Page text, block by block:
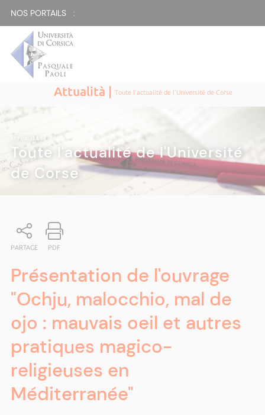
NOS PORTAILS :
Attualità |Toute l'actualité de l'Université de Corse
ATTUALITÀ|
Toute l'actualité de l'Université
de Corse
PARTAGE PDF
Présentation de l'ouvrage
"Ochju, malocchio, mal de
ojo : mauvais oeil et autres
pratiques magico-
religieuses en
Méditerranée"